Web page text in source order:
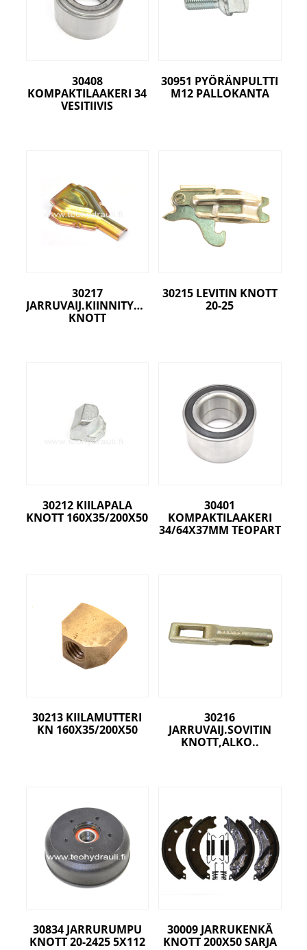
30408
KOMPAKTILAAKERI 34
VESITIIVIS
30951 PYÖRÄNPULTTI
M12 PALLOKANTA
30217
JARRUVAIJ.KIINNITYSPELTI
KNOTT
30215 LEVITIN KNOTT
20-25
30212 KIILAPALA
KNOTT 160X35/200X50
30401
KOMPAKTILAAKERI
34/64X37MM TEOPART
30213 KIILAMUTTERI
KN 160X35/200X50
30216
JARRUVAIJ.SOVITIN
KNOTT,ALKO..
30834 JARRURUMPU
KNOTT 20-2425 5X112
30009 JARRUKENKÄ
KNOTT 200X50 SARJA